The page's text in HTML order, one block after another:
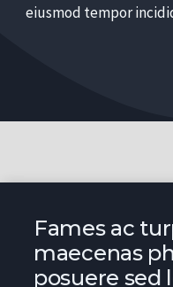
eiusmod tempor
Fames ac
maecenas
posuere sed